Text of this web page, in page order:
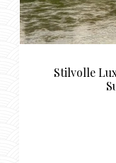
Stilvolle